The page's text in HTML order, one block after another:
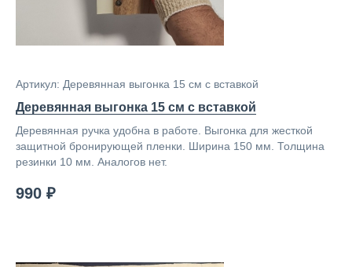
Артикул: Деревянная выгонка 15 см с вставкой
Деревянная выгонка 15 см с вставкой
Деревянная ручка удобна в работе. Выгонка для жесткой
защитной бронирующей пленки. Ширина 150 мм. Толщина
резинки 10 мм. Аналогов нет.
990 ₽